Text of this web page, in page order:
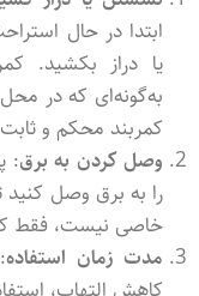
ابتدا در حال
یا دراز بکشید.
به‌گونه‌ای که در
کمربند محکم و
وصل کردن به برق:
را به برق وصل کنید
خاصی نیست، فقط
مدت زمان استفاده